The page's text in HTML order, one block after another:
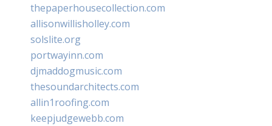
thepaperhousecollection.com
allisonwillisholley.com
solslite.org
portwayinn.com
djmaddogmusic.com
thesoundarchitects.com
allin1roofing.com
keepjudgewebb.com